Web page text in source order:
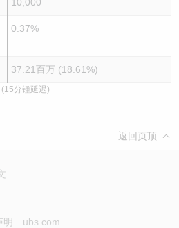
0.37%
37.21百万 (18.61%)
(15分锺延迟)
返回页顶
明 ubs.com